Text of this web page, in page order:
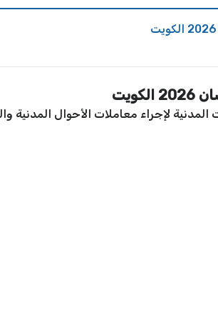
لإجراء معاملات الأحوال المدنية